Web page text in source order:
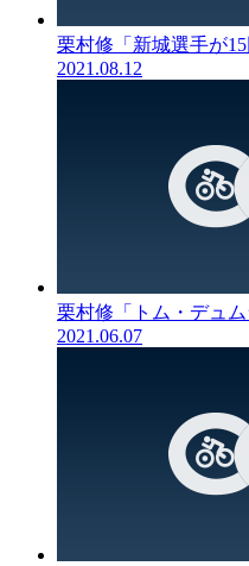
栗村修「新城選手が
2021.08.12
栗村修「トム・デュ
2021.06.07